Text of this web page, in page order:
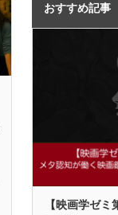
おすすめ記事
【映画学ゼ